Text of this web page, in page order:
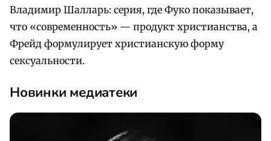
Владимир Шалларь: серия, где Фуко показывает,
что «современность» — продукт христианства, а
Фрейд формулирует христианскую форму
сексуальности.
Новинки медиатеки